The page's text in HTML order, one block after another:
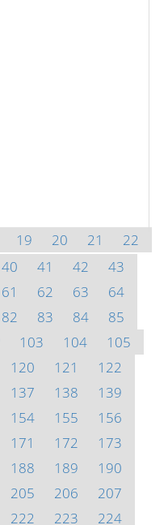
19 20 21
22
40 41 42
43
61 62 63
64
82 83 84
85
103 104
105
120 121
122
137 138
139
154 155
156
171 172
173
188 189
190
205 206
207
222 223 224